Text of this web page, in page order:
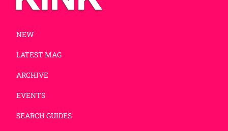
NEW
LATEST MAG
ARCHIVE
EVENTS
SEARCH GUIDES